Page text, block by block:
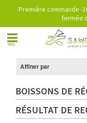
Première commande -
fermée
MENU
Affiner par
BOISSONS DE
RÉSULTAT DE